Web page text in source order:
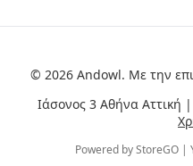
© 2026 Andowl. Με την
Ιάσονος 3 Αθήνα Αττική |
Powered by StoreGO